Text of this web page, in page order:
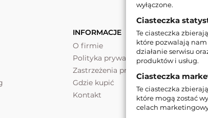
INFORMACJE
O firmie
Polityka prywatności
Zastrzeżenia prawne
Gdzie kupić
Kontakt
wyłączone.
Ciasteczka
Te ciasteczka
które pozwalają
działanie serwisu
produktów i usług.
Ciasteczka
Te ciasteczka
które mogą zostać
celach